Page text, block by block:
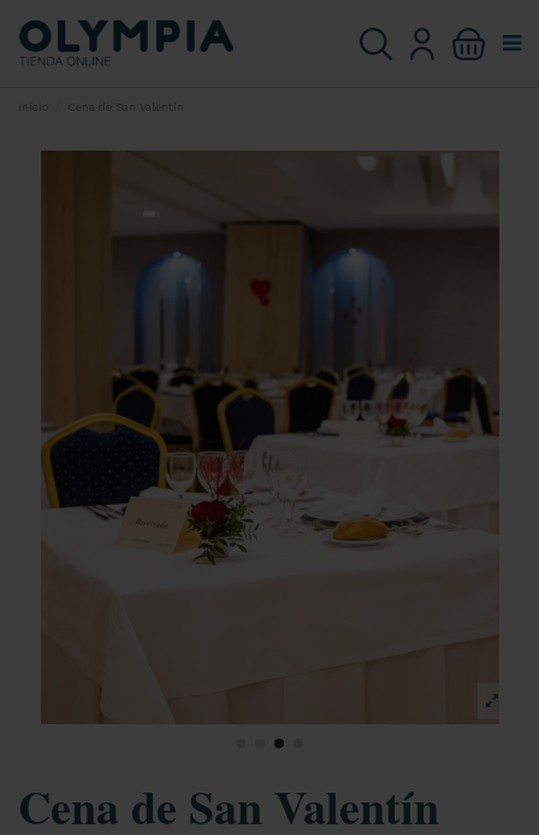
Cena de San Valentín
Cena de San Valentín